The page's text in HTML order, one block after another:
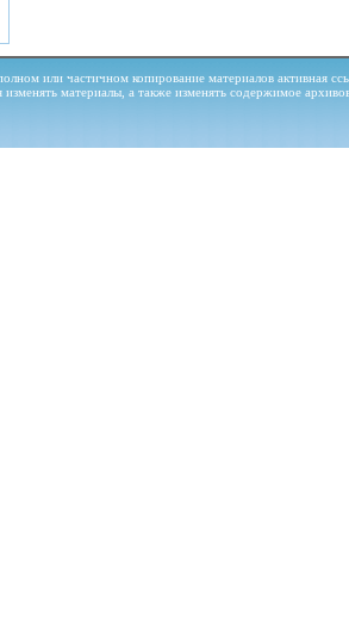
или частичном копирование материалов активная
материалы, а также изменять содержимое